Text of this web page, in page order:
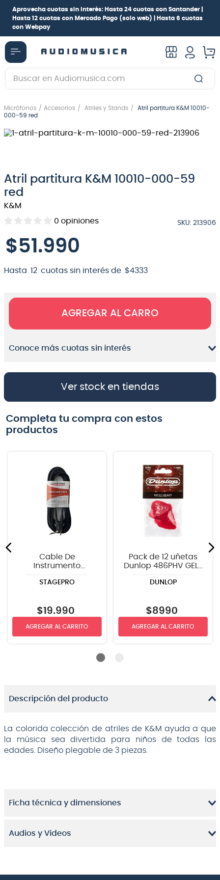
Aprovecha cuotas sin interés: Hasta 24 cuotas con Santander |
Hasta 12 cuotas con Mercado Pago (solo web) |
Hasta 6 cuotas
con Webpay
Buscar en Audiomusica.com
Micrófonos Accesorios Atriles y Stands
Atril partitura K&M 10010-
000-59 red
Atril partitura K&M 10010-000-59
red
K&M
0 opiniones SKU: 213906
$51 .990
Hasta 12 cuotas sin interés de $4333
AGREGAR AL CARRO
Conoce más cuotas sin interés
Ver stock en tiendas
Completa tu compra con estos
productos
Cable De
Instrumento
recto-angulo 6mts
STAGEPRO
$19.990
AGREGAR AL CARRITO
Pack de 12 uñetas
Dunlop 486PHV GELS
DUNLOP
$8990
AGREGAR AL CARRITO
Descripción del producto
La colorida colección de atriles de K&M ayuda a que
la música sea divertida para niños de todas las
edades. Diseño plegable de 3 piezas.
Ficha técnica y dimensiones
Audios y Videos
1.
guitarra electrica
2.
bajo
5.
amplificador
9 .
bateria
10. violin